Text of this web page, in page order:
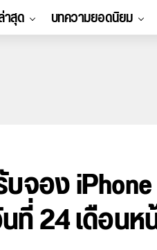
สุด บทความยอดนิยม
บจอง
24 เดือนห